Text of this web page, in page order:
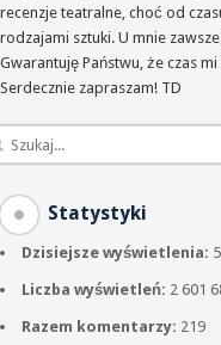
recenzje teatralne, choć od
rodzajami sztuki. U mnie
Gwarantuję Państwu, że czas
Serdecznie zapraszam! TD
Statystyki
Dzisiejsze wyświetlenia:
Liczba wyświetleń: 2 601
Razem komentarzy: 219